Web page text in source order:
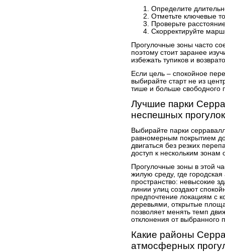
Определите
Отметьте ключевые
Проверьте
Скорректируйте
Прогулочные зоны часто
поэтому стоит заранее
избежать тупиков и
Если цель – спокойное
выбирайте старт не из
тише и больше свободного
Лучшие парки
неспешных прогулок
Выбирайте парки
равномерным покрытием
двигаться без резких
доступ к нескольким
Прогулочные зоны в этой
жилую среду, где
пространство: невысокие
линии улиц создают
предпочтение локациям с
деревьями, открытые
позволяет менять темп
отклонения от выбранного
Какие районы
атмосферных